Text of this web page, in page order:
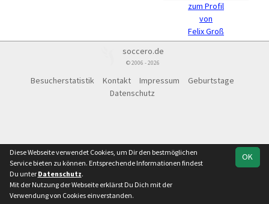
zum Profil
von
Felix Groß
soccero.de
© 2006 - 2026
Besucherstatistik Kontakt Impressum
Geburtstage
Datenschutz
OK
Diese Webseite verwendet Cookies, um Dir den bestmöglichen
Service bieten zu können. Entsprechende Informationen findest
Du unter Datenschutz.
Mit der Nutzung der Webseite erklärst Du Dich mit der
Verwendung von Cookies einverstanden.